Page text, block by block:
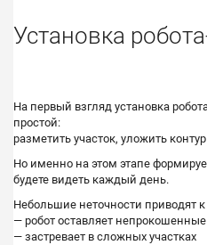
Установка
На первый взгляд установка
простой:
разметить участок, уложить
Но именно на этом этапе
будете видеть каждый день.
Небольшие неточности приводят
— робот оставляет
— застревает в сложных участках